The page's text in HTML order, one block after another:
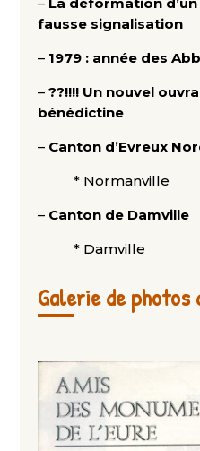
fausse signalisation
– 1979 : année des
– ??!!!! Un nouvel
bénédictine
– Canton d’Evreux
* Normanville
– Canton de Damville
* Damville
Galerie de photos